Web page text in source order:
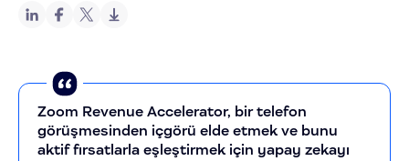
Zoom Revenue Accelerator, bir telefon
görüşmesinden içgörü elde etmek ve bunu
aktif fırsatlarla eşleştirmek için yapay zekayı